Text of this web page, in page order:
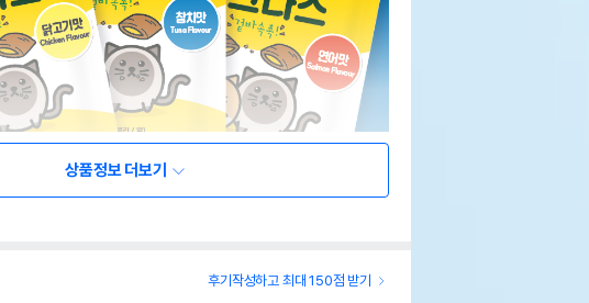
상품정보 더보기
후기작성하고 최대 150점 받기